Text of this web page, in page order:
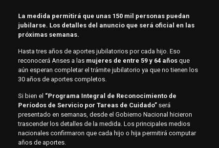
La medida permitirá que unas 150 mil personas puedan
jubilarse. Los detalles del anuncio que será oficial en las
próximas semanas.
Hasta tres años de aportes jubilatorios por cada hijo. Eso
reconocerá Anses a las mujeres de entre 59 y 64 añosque
aún esperan completar el trámite jubilatorio ya que no tienen los
30 años de aportes completos.
Si bien el “Programa Integral de Reconocimiento de
Períodos de Servicio por Tareas de Cuidado”será
presentado en semanas, desde el Gobierno Nacional hicieron
trascender los detalles de la medida. Los principales medios
nacionales confirmaron que cada hijo o hija permitirá computar
años de aportes.